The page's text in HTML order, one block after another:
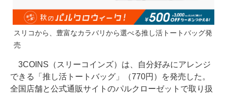
スリコから、豊富なカラバリから選べる推し活トートバッグ発
売
3COINS（スリーコインズ）は、自分好みにアレンジ
できる「推し活トートバッグ」（770円）を発売した。
全国店舗と公式通販サイトのパルクローゼットで取り扱